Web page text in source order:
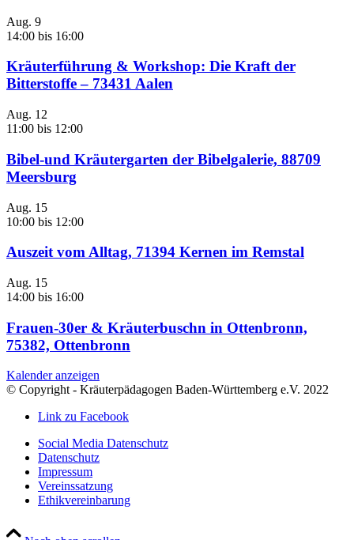
Aug. 9
14:00 bis 16:00
Kräuterführung & Workshop: Die Kraft der
Bitterstoffe – 73431 Aalen
Aug. 12
11:00 bis 12:00
Bibel-und Kräutergarten der Bibelgalerie, 88709
Meersburg
Aug. 15
10:00 bis 12:00
Auszeit vom Alltag, 71394 Kernen im Remstal
Aug. 15
14:00 bis 16:00
Frauen-30er & Kräuterbuschn in Ottenbronn,
75382, Ottenbronn
Kalender anzeigen
© Copyright - Kräuterpädagogen Baden-Württemberg e.V. 2022
Link zu Facebook
Social Media Datenschutz
Datenschutz
Impressum
Vereinssatzung
Ethikvereinbarung